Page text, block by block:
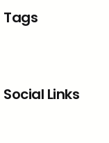
Tags
Social Links